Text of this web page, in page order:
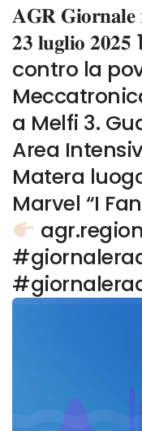
𝐀𝐆𝐑 𝐆𝐢𝐨𝐫𝐧𝐚𝐥𝐞
𝟐𝟑 𝐥𝐮𝐠𝐥𝐢𝐨
contro la
a Melfi 3.
Area
Matera
Marvel “I